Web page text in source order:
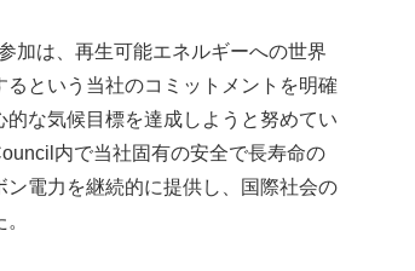
加は、再生可能エネルギーへの世界
という当社のコミットメントを明確
な気候目標を達成しようと努めてい
内で当社固有の安全で長寿命の
電力を継続的に提供し、国際社会の